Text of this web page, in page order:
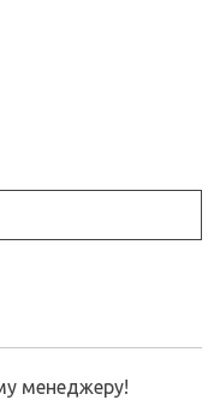
менеджеру!